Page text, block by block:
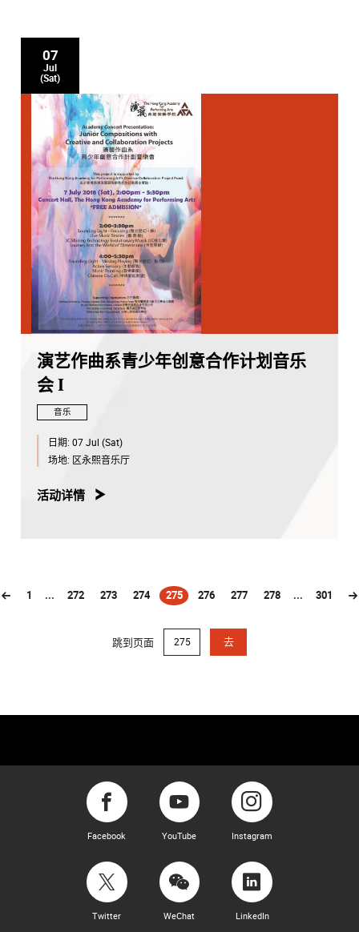
07
Jul
(Sat)
演艺作曲系青少年创意合作计划音乐
会 I
音乐
日期: 07 Jul (Sat)
场地: 区永熙音乐厅
活动详情
1 ... 272 273 274 275
(current)276 277 278 ... 301
跳到页面 去
Facebook YouTube Instagram
Twitter WeChat LinkedIn